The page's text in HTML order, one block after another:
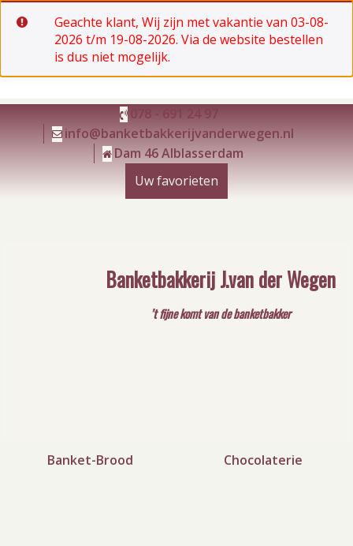
Geachte klant, Wij zijn met vakantie van 03-08-
2026 t/m 19-08-2026. Via de website bestellen
is dus niet mogelijk.
Ga
078 - 691 24 97
info@banketbakkerijvanderwegen.nl
Dam 46 Alblasserdam
Uw favorieten
Banketbakkerij J.van der Wegen
’t fijne komt van de banketbakker
Banket-Brood Chocolaterie